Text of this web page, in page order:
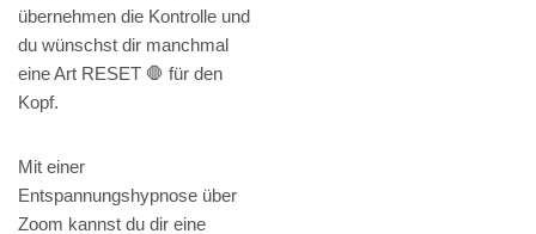
übernehmen die Kontrolle und
du wünschst dir manchmal
eine Art RESET 🛑 für den
Kopf.
Mit einer
Entspannungshypnose über
Zoom kannst du dir eine